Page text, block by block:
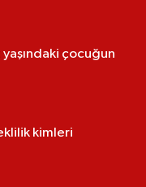
çocuğun
kimleri